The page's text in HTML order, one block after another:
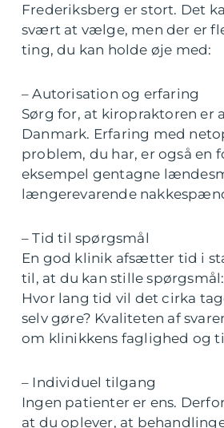
Frederiksberg er stort. Det
svært at vælge, men der er
ting, du kan holde øje med:
– Autorisation og erfaring
Sørg for, at kiropraktoren er
Danmark. Erfaring med
problem, du har, er også en
eksempel gentagne
længerevarende
– Tid til spørgsmål
En god klinik afsætter tid i
til, at du kan stille
Hvor lang tid vil det cirka
selv gøre? Kvaliteten af
om klinikkens faglighed og
– Individuel tilgang
Ingen patienter er ens.
at du oplever, at